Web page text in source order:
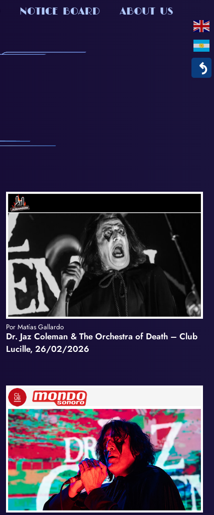
↶
NOTICE BOARD
ABOUT US
Por Matías Gallardo
Dr. Jaz Coleman & The Orchestra of Death – Club
Lucille, 26/02/2026